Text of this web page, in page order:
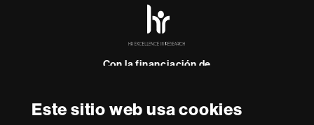
Este sitio web usa cookies
-
Con la financiación de